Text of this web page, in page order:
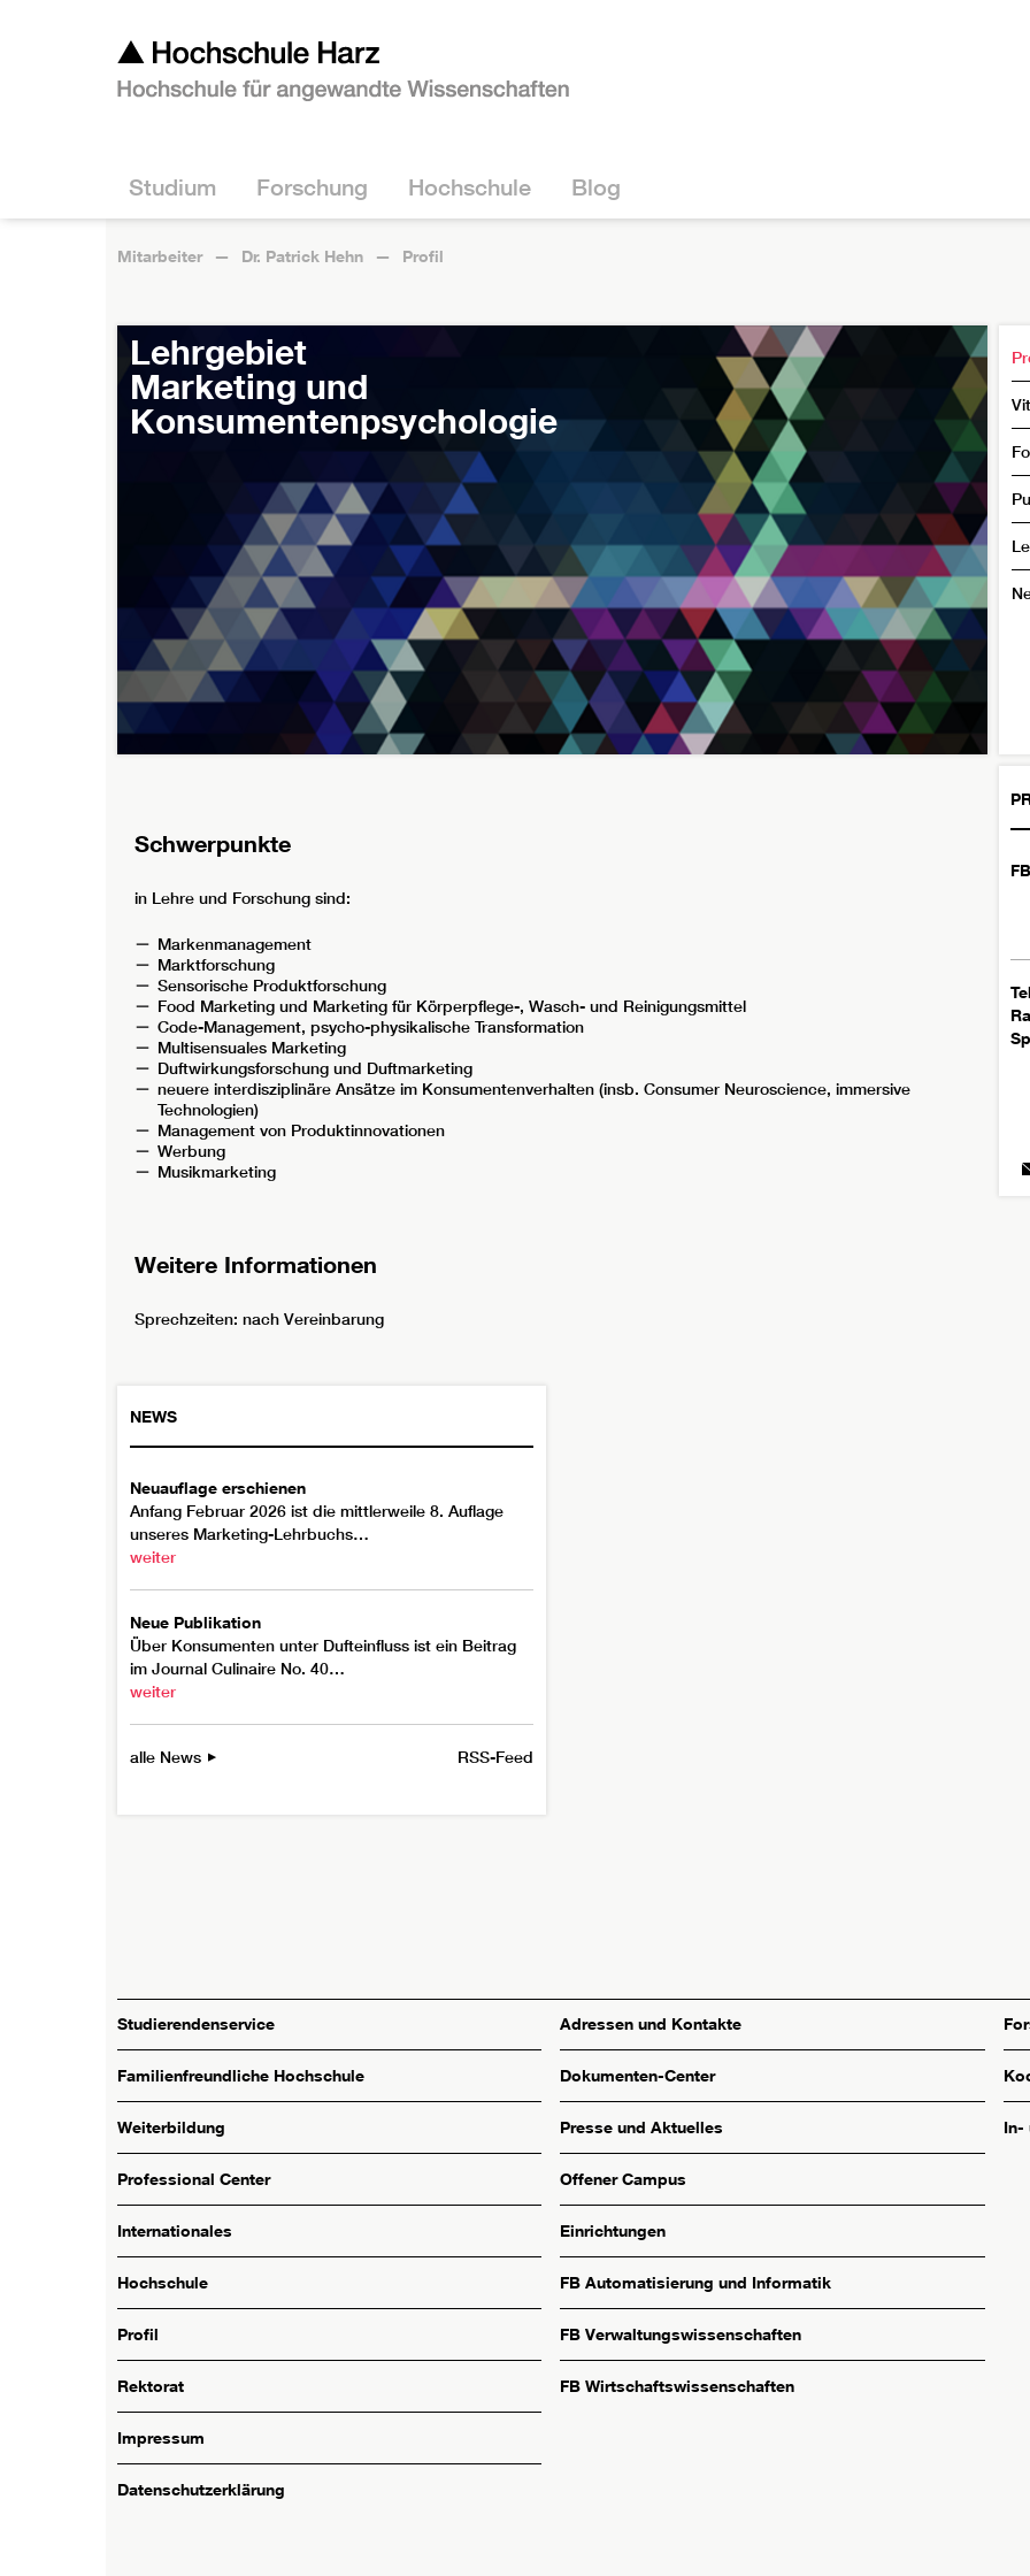
Studium Forschung Hochschule Blog
Mitarbeiter Dr. Patrick Hehn Profil
Lehrgebiet
Marketing und
Konsumentenpsychologie
Schwerpunkte
in Lehre und Forschung sind:
Markenmanagement
Marktforschung
Sensorische Produktforschung
Food Marketing und Marketing für Körperpflege-, Wasch- und Reinigungsmittel
Code-Management, psycho-physikalische Transformation
Multisensuales Marketing
Duftwirkungsforschung und Duftmarketing
neuere interdisziplinäre Ansätze im Konsumentenverhalten (insb. Consumer Neuroscience, immersive
Technologien)
Management von Produktinnovationen
Werbung
Musikmarketing
Weitere Informationen
Sprechzeiten: nach Vereinbarung
Tel
NEWS
Neuauflage erschienen
Anfang Februar 2026 ist die mittlerweile 8. Auflage
unseres Marketing-Lehrbuchs…
weiter
Neue Publikation
Über Konsumenten unter Dufteinfluss ist ein Beitrag
im Journal Culinaire No. 40…
weiter
alle News RSS-Feed
Studierendenservice
Familienfreundliche Hochschule
Weiterbildung
Professional Center
Internationales
Hochschule
Profil
Rektorat
Impressum
Datenschutzerklärung
Adressen und Kontakte
Dokumenten-Center
Presse und Aktuelles
Offener Campus
Einrichtungen
FB Automatisierung und Informatik
FB Verwaltungswissenschaften
FB Wirtschaftswissenschaften
In-